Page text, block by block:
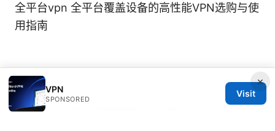
全平台vpn 全平台覆盖设备的高性能VPN选购与使
用指南
×
VPN
SPONSORED
Visit